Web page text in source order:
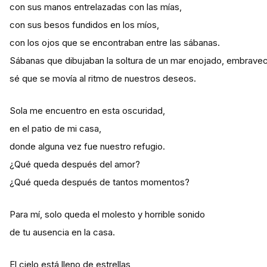
con sus manos entrelazadas con las mías,
con sus besos fundidos en los míos,
con los ojos que se encontraban entre las sábanas.
Sábanas que dibujaban la soltura de un mar enojado,
sé que se movía al ritmo de nuestros deseos.
Sola me encuentro en esta oscuridad,
en el patio de mi casa,
donde alguna vez fue nuestro refugio.
¿Qué queda después del amor?
¿Qué queda después de tantos momentos?
Para mí, solo queda el molesto y horrible sonido
de tu ausencia en la casa.
El cielo está lleno de estrellas,